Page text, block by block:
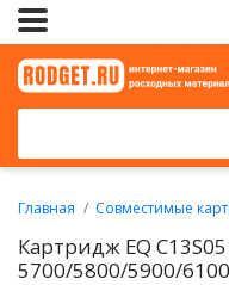
Главная
Совместимые
Совместимые лазерные
Картридж EQ
5700/5800/5900/